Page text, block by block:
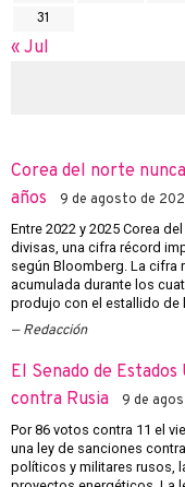
31
« Jul
Corea del norte
años
9 de agosto de
Entre 2022 y 2025 Corea
divisas, una cifra récord
según Bloomberg. La cifra
acumulada durante los
produjo con el estallido de
Redacción
El Senado de
contra Rusia
9 de
Por 86 votos contra 11 el
una ley de sanciones
políticos y militares rusos,